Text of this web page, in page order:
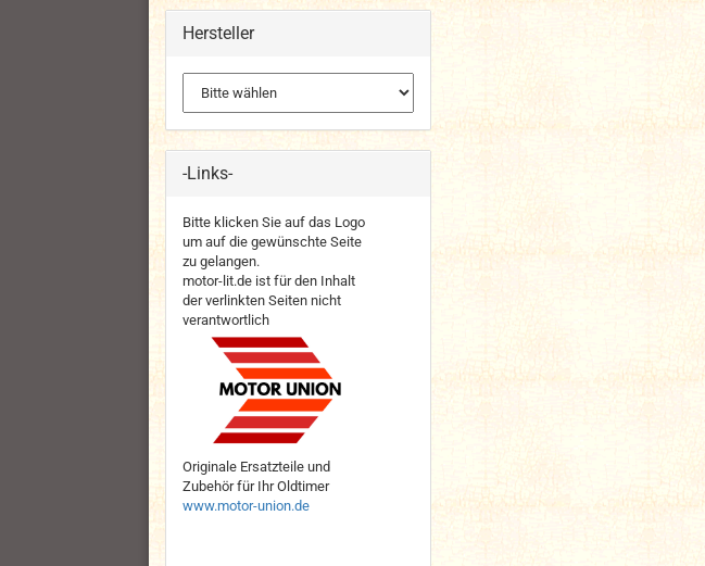
Hersteller
-Links-
Bitte klicken Sie auf das Logo
um auf die gewünschte Seite
zu gelangen.
motor-lit.de ist für den Inhalt
der verlinkten Seiten nicht
verantwortlich
Originale Ersatzteile und
Zubehör für Ihr Oldtimer
www.motor-union.de